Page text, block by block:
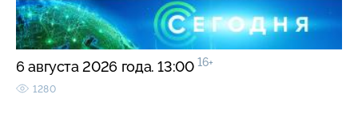
6 августа 2026 года. 13:00 16+
1280